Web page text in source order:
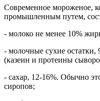
Современное мороженое,
промышленным путем,
- молоко не менее 10%
- молочные сухие
(казеин и протеины
- сахар, 12-16%. Обычно
сиропов;